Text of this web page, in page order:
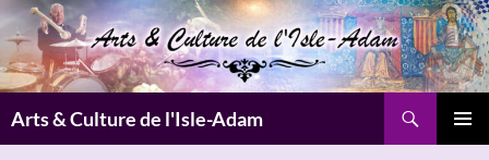
Aller
au
contenu
Arts & Culture de l'Isle-Adam